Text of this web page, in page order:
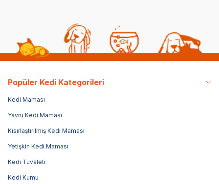
Popüler Kedi Kategorileri
Kedi Maması
Yavru Kedi Maması
Kısırlaştırılmış Kedi Maması
Yetişkin Kedi Maması
Kedi Tuvaleti
Kedi Kumu